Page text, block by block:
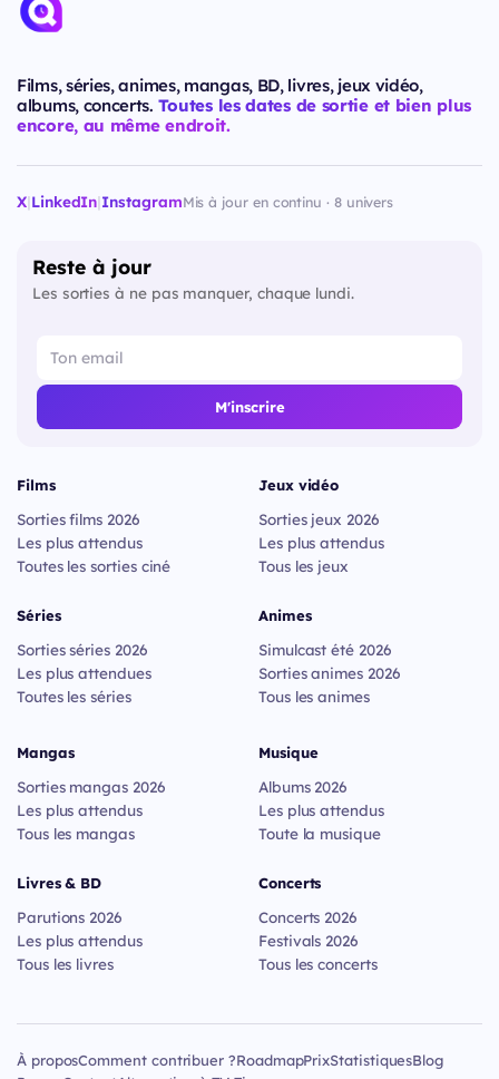
Films, séries, animes, mangas, BD, livres, jeux vidéo,
albums, concerts. Toutes les dates de sortie et bien plus
encore, au même endroit.
X|LinkedIn|InstagramMis à jour en continu · 8 univers
Reste à jour
Les sorties à ne pas manquer, chaque lundi.
M'inscrire
Films
Sorties films 2026
Les plus attendus
Toutes les sorties ciné
Séries
Sorties séries 2026
Les plus attendues
Toutes les séries
Jeux vidéo
Sorties jeux 2026
Les plus attendus
Tous les jeux
Animes
Simulcast été 2026
Sorties animes 2026
Tous les animes
Mangas
Sorties mangas 2026
Les plus attendus
Tous les mangas
Livres & BD
Parutions 2026
Les plus attendus
Tous les livres
Musique
Albums 2026
Les plus attendus
Toute la musique
Concerts
Concerts 2026
Festivals 2026
Tous les concerts
À proposComment contribuer ?RoadmapPrixStatistiquesBlog